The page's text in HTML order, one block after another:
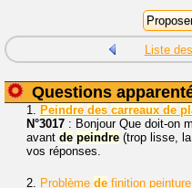
Liste
Questions
1. Peindre des carreaux de
N°3017 : Bonjour Que doit-on
avant de peindre (trop lisse,
vos réponses.
2. Problème de finition peinture